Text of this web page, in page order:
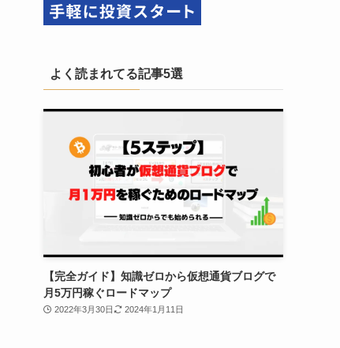
よく読まれてる記事5選
【完全ガイド】知識ゼロから仮想通貨ブログで
月5万円稼ぐロードマップ
2022年3月30日 2024年1月11日